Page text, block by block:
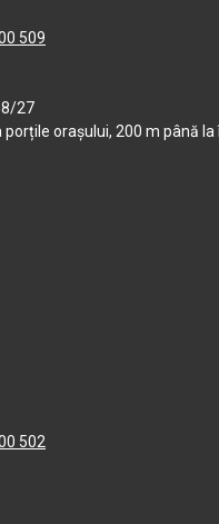
509
27
porțile orașului, 200 m până la
502